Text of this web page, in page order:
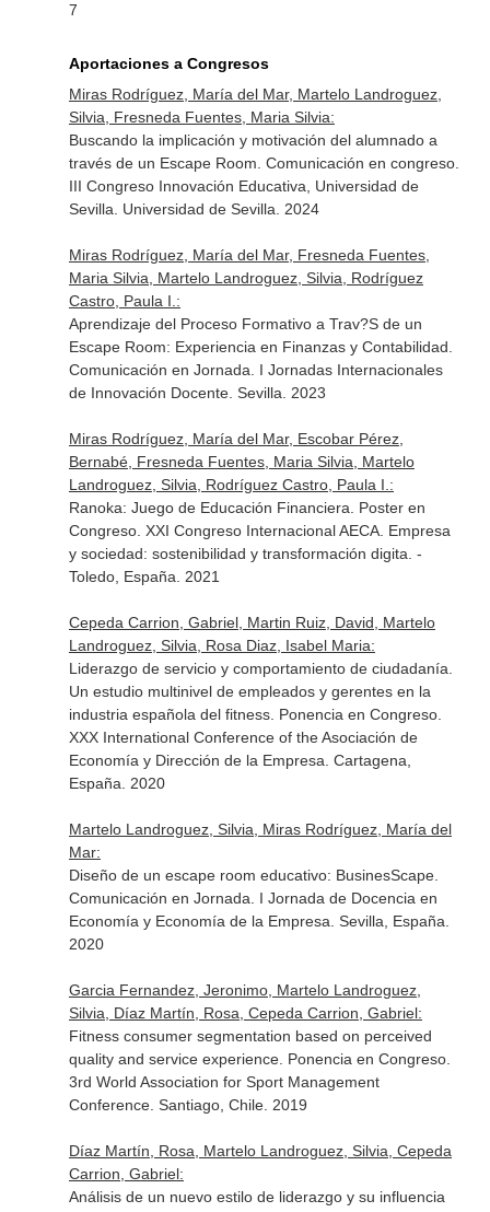
7
Aportaciones a Congresos
Miras Rodríguez, María del Mar, Martelo Landroguez,
Silvia, Fresneda Fuentes, Maria Silvia:
Buscando la implicación y motivación del alumnado a
través de un Escape Room. Comunicación en congreso.
III Congreso Innovación Educativa, Universidad de
Sevilla. Universidad de Sevilla. 2024
Miras Rodríguez, María del Mar, Fresneda Fuentes,
Maria Silvia, Martelo Landroguez, Silvia, Rodríguez
Castro, Paula I.:
Aprendizaje del Proceso Formativo a Trav?S de un
Escape Room: Experiencia en Finanzas y Contabilidad.
Comunicación en Jornada. I Jornadas Internacionales
de Innovación Docente. Sevilla. 2023
Miras Rodríguez, María del Mar, Escobar Pérez,
Bernabé, Fresneda Fuentes, Maria Silvia, Martelo
Landroguez, Silvia, Rodríguez Castro, Paula I.:
Ranoka: Juego de Educación Financiera. Poster en
Congreso. XXI Congreso Internacional AECA. Empresa
y sociedad: sostenibilidad y transformación digita. -
Toledo, España. 2021
Cepeda Carrion, Gabriel, Martin Ruiz, David, Martelo
Landroguez, Silvia, Rosa Diaz, Isabel Maria:
Liderazgo de servicio y comportamiento de ciudadanía.
Un estudio multinivel de empleados y gerentes en la
industria española del fitness. Ponencia en Congreso.
XXX International Conference of the Asociación de
Economía y Dirección de la Empresa. Cartagena,
España. 2020
Martelo Landroguez, Silvia, Miras Rodríguez, María del
Mar:
Diseño de un escape room educativo: BusinesScape.
Comunicación en Jornada. I Jornada de Docencia en
Economía y Economía de la Empresa. Sevilla, España.
2020
Garcia Fernandez, Jeronimo, Martelo Landroguez,
Silvia, Díaz Martín, Rosa, Cepeda Carrion, Gabriel:
Fitness consumer segmentation based on perceived
quality and service experience. Ponencia en Congreso.
3rd World Association for Sport Management
Conference. Santiago, Chile. 2019
Díaz Martín, Rosa, Martelo Landroguez, Silvia, Cepeda
Carrion, Gabriel:
Análisis de un nuevo estilo de liderazgo y su influencia